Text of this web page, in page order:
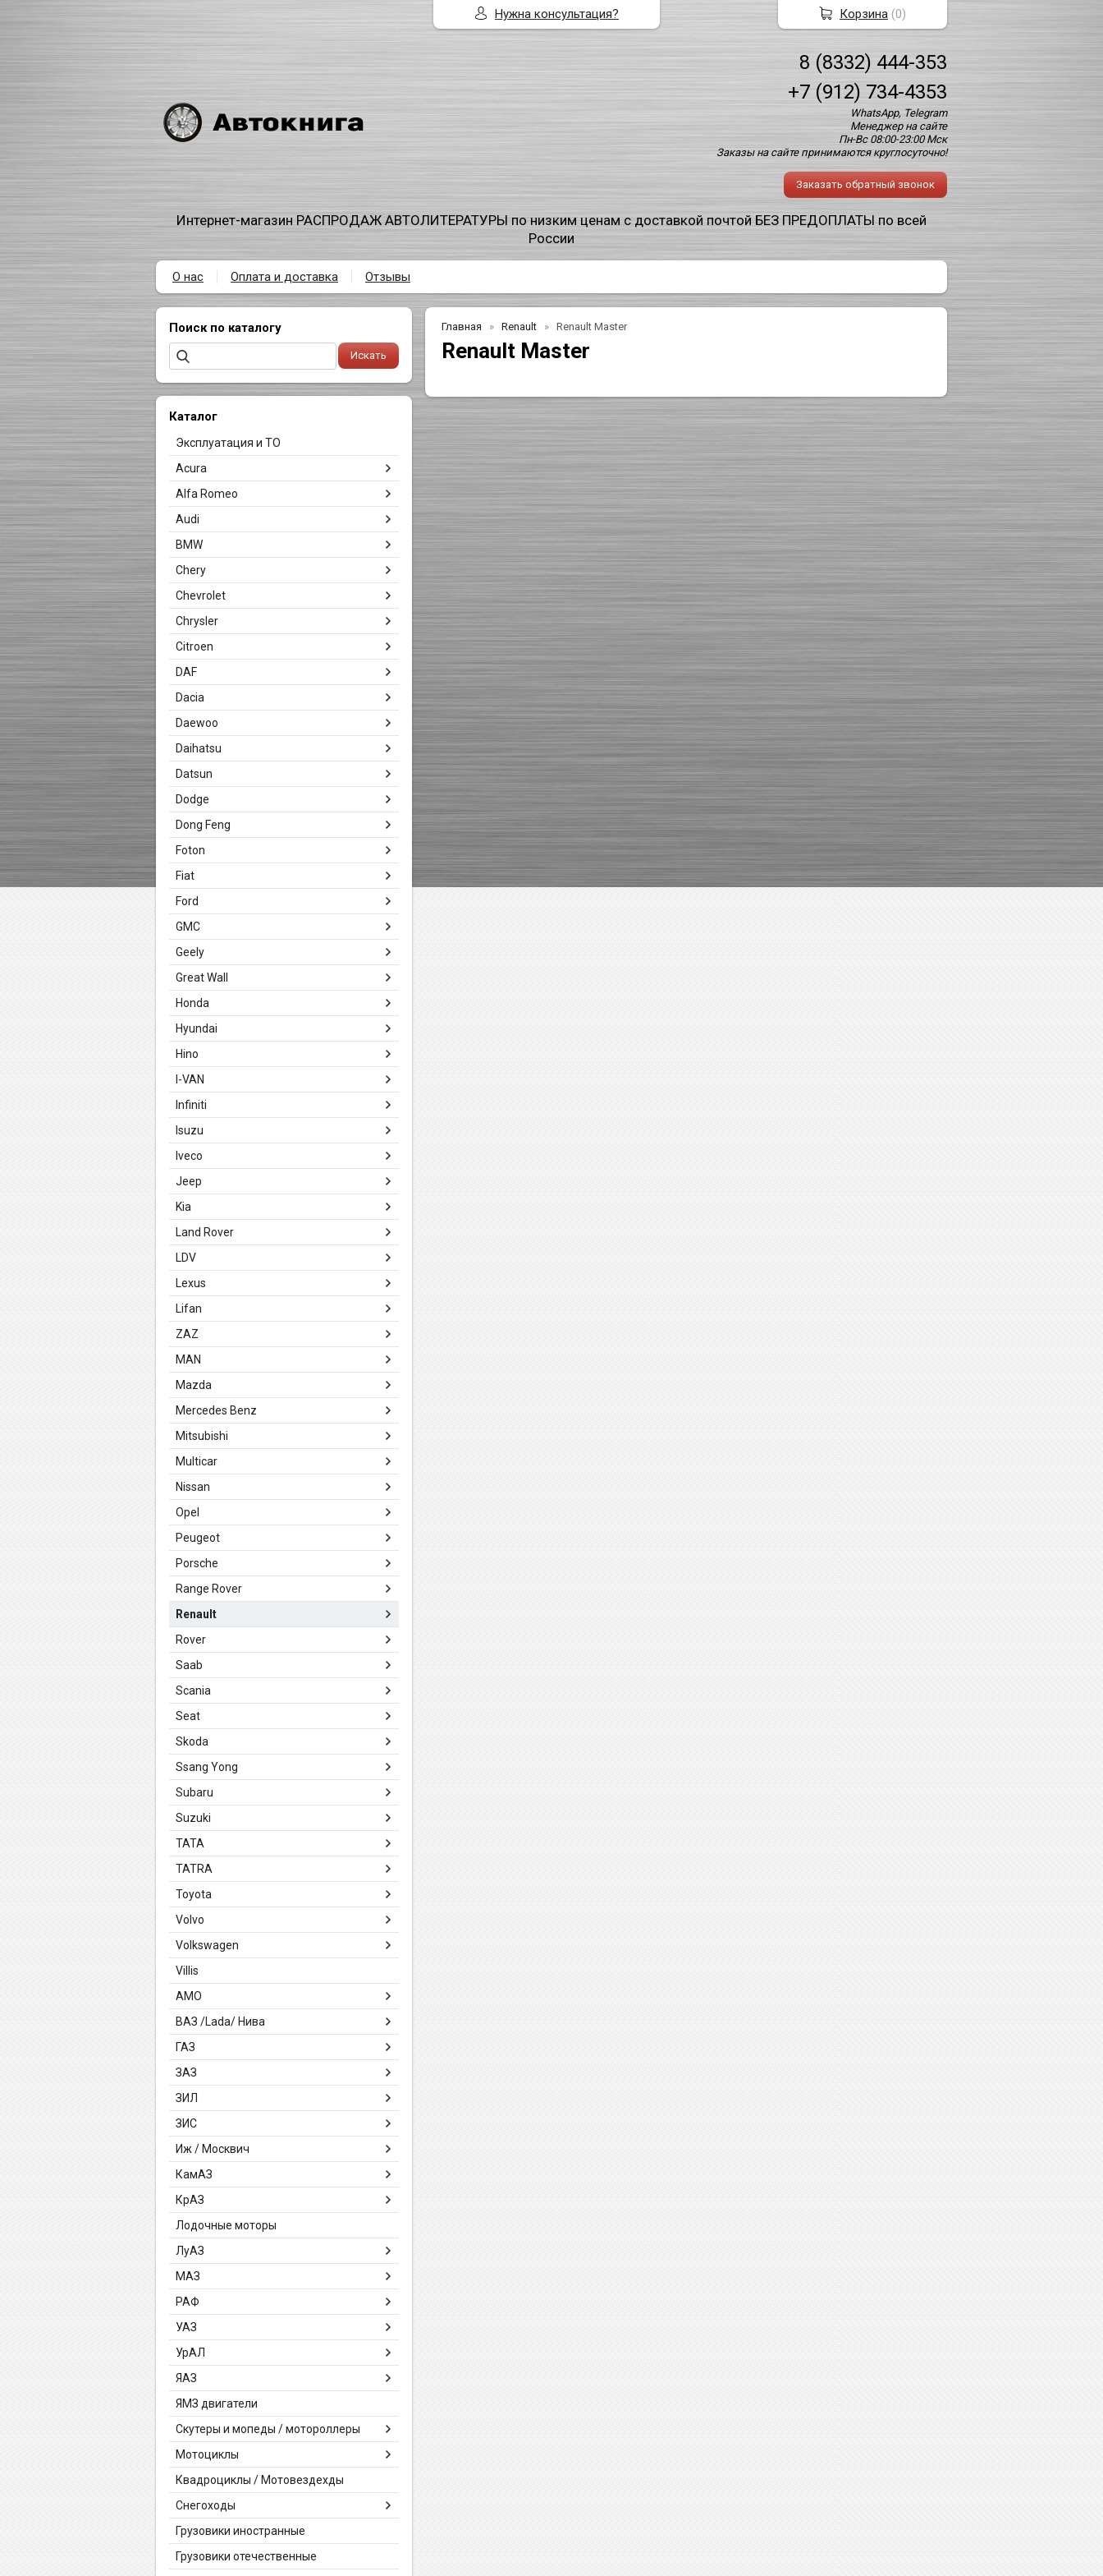
8 (8332) 444-353
+7 (912) 734-4353
WhatsApp, Telegram
Менеджер на сайте
Пн-Вс 08:00-23:00 Мск
Заказы на сайте принимаются круглосуточно!
Заказать обратный звонок
Интернет-магазин РАСПРОДАЖ АВТОЛИТЕРАТУРЫ по низким ценам с доставкой почтой БЕЗ ПРЕДОПЛАТЫ по всей
России
О нас Оплата и доставка Отзывы
Поиск по каталогу
Каталог
Эксплуатация и ТО
Acura
Alfa Romeo
Audi
BMW
Chery
Chevrolet
Chrysler
Citroen
DAF
Dacia
Daewoo
Daihatsu
Datsun
Dodge
Dong Feng
Foton
Fiat
Ford
GMC
Geely
Great Wall
Honda
Hyundai
Hino
I-VAN
Infiniti
Isuzu
Iveco
Jeep
Kia
Land Rover
LDV
Lexus
Lifan
ZAZ
MAN
Mazda
Mercedes Benz
Mitsubishi
Multicar
Nissan
Opel
Peugeot
Porsche
Range Rover
Renault
Rover
Saab
Scania
Seat
Skoda
Ssang Yong
Subaru
Suzuki
TATA
TATRA
Toyota
Volvo
Volkswagen
Villis
АМО
ВАЗ /Lada/ Нива
ГАЗ
ЗАЗ
ЗИЛ
ЗИС
Иж / Москвич
КамАЗ
КрАЗ
Лодочные моторы
ЛуАЗ
МАЗ
РАФ
УАЗ
УрАЛ
ЯАЗ
ЯМЗ двигатели
Скутеры и мопеды / мотороллеры
Мотоциклы
Квадроциклы / Мотовездехды
Снегоходы
Грузовики иностранные
Грузовики отечественные
Главная Renault Renault Master
Renault Master
Нужна консультация? Корзина (0)